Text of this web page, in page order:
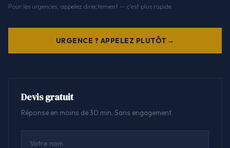
Pour les urgences, appelez directement — c'est plus rapide.
URGENCE ? APPELEZ PLUTÔT
Devis gratuit
Réponse en moins de 30 min. Sans engagement.